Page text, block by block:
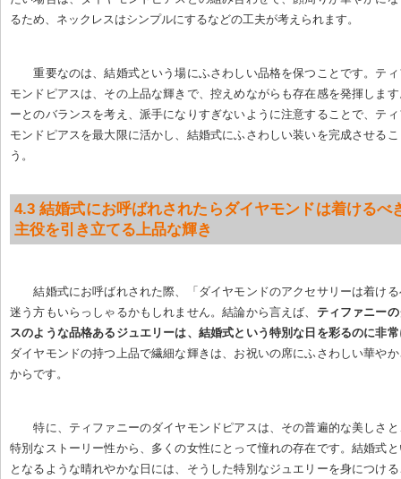
るため、ネックレスはシンプルにするなどの工夫が考えられます。
重要なのは、結婚式という場にふさわしい品格を保つことです。テ
モンドピアスは、その上品な輝きで、控えめながらも存在感を発揮しま
ーとのバランスを考え、派手になりすぎないように注意することで、テ
モンドピアスを最大限に活かし、結婚式にふさわしい装いを完成させる
う。
4.3 結婚式にお呼ばれされたらダイヤモンドは着ける
主役を引き立てる上品な輝き
結婚式にお呼ばれされた際、「ダイヤモンドのアクセサリーは着け
迷う方もいらっしゃるかもしれません。結論から言えば、 ティファニー
スのような品格あるジュエリーは、結婚式という特別な日を彩るのに非
ダイヤモンドの持つ上品で繊細な輝きは、お祝いの席にふさわしい華や
からです。
特に、ティファニーのダイヤモンドピアスは、その普遍的な美しさ
特別なストーリー性から、多くの女性にとって憧れの存在です。結婚式
となるような晴れやかな日には、そうした特別なジュエリーを身につけ